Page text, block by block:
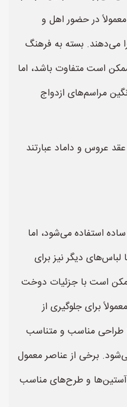
در حضور اهل و
می‌دهند. بسته به فرهنگ
است متفاوت باشد، اما
مراسم‌های ازدواج
عروس و داماد عبارتند
استفاده می‌شود، اما
دیگر نیز برای
است با جزئیات دوخت
برای جلوگیری از
طراحی مناسب و متناسب
برخی از عناصر معمول
آستین‌ها و طرح‌های مناسب